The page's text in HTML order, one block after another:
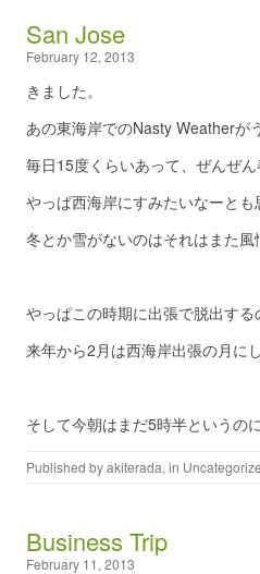
San Jose
February 12, 2013
きました。
あの東海岸でのNasty Weatherが
毎日15度くらいあって、ぜんぜん
やっぱ西海岸にすみたいなーとも
冬とか雪がないのはそれはまた風
やっぱこの時期に出張で脱出する
来年から2月は西海岸出張の月に
そして今朝はまだ5時半というの
Published byakiterada, in
Business Trip
February 11, 2013